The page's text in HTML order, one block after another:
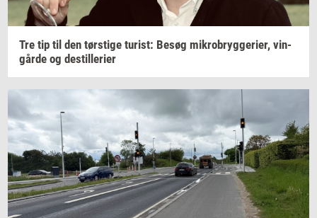
Tre tip til den tørsti­ge turist: Besøg mi­kro­bryg­ge­ri­er, vin­
går­de og destil­le­ri­er